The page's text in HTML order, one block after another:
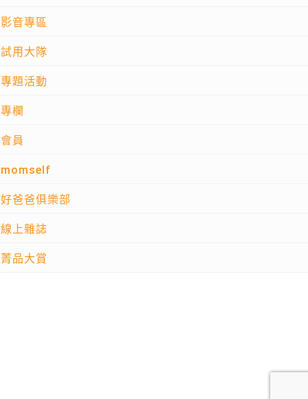
影音專區
試用大隊
專題活動
專欄
會員
momself
好爸爸俱樂部
線上雜誌
菁品大賞